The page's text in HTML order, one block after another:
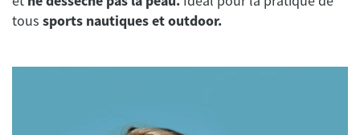
tous sports nautiques et outdoor.